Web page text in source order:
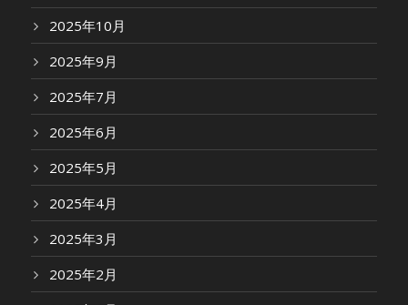
2025年10月
2025年9月
2025年7月
2025年6月
2025年5月
2025年4月
2025年3月
2025年2月